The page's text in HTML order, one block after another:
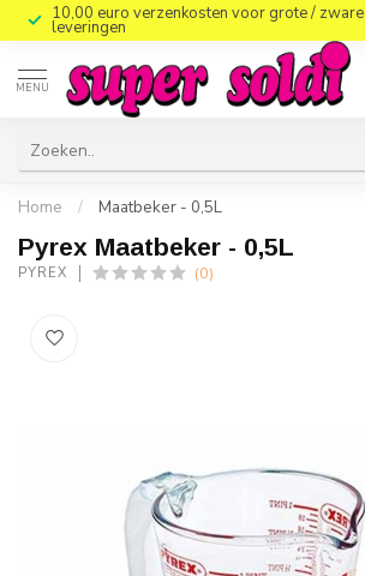
10,00 euro verzenkosten voor grote / zware
leveringen
MENU
Home / Maatbeker - 0,5L
Pyrex Maatbeker - 0,5L
PYREX (0)